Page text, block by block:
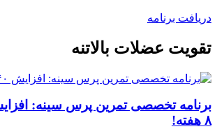
دریافت برنامه
تقویت عضلات بالاتنه
۸ هفته!